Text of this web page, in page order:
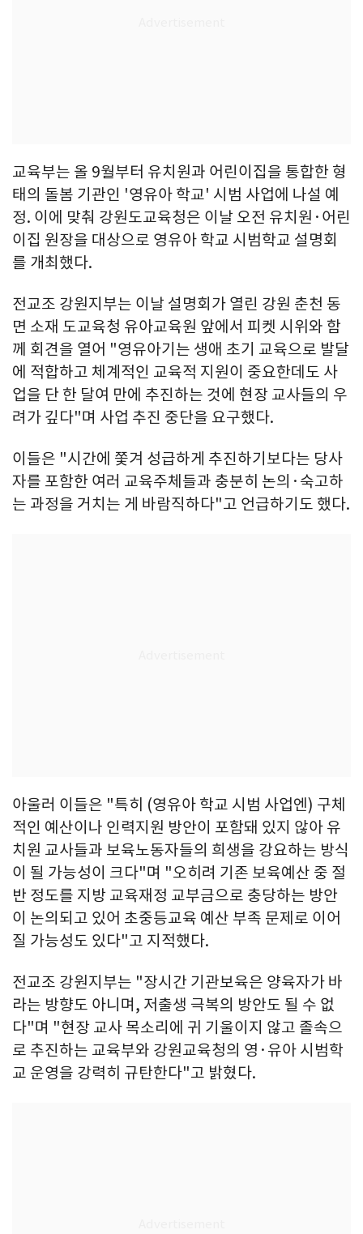
교육부는 올 9월부터 유치원과 어린이집을 통합한 형
태의 돌봄 기관인 '영유아 학교' 시범 사업에 나설 예
정. 이에 맞춰 강원도교육청은 이날 오전 유치원·어린
이집 원장을 대상으로 영유아 학교 시범학교 설명회
를 개최했다.
전교조 강원지부는 이날 설명회가 열린 강원 춘천 동
면 소재 도교육청 유아교육원 앞에서 피켓 시위와 함
께 회견을 열어 "영유아기는 생애 초기 교육으로 발달
에 적합하고 체계적인 교육적 지원이 중요한데도 사
업을 단 한 달여 만에 추진하는 것에 현장 교사들의 우
려가 깊다"며 사업 추진 중단을 요구했다.
이들은 "시간에 쫓겨 성급하게 추진하기보다는 당사
자를 포함한 여러 교육주체들과 충분히 논의·숙고하
는 과정을 거치는 게 바람직하다"고 언급하기도 했다.
아울러 이들은 "특히 (영유아 학교 시범 사업엔) 구체
적인 예산이나 인력지원 방안이 포함돼 있지 않아 유
치원 교사들과 보육노동자들의 희생을 강요하는 방식
이 될 가능성이 크다"며 "오히려 기존 보육예산 중 절
반 정도를 지방 교육재정 교부금으로 충당하는 방안
이 논의되고 있어 초중등교육 예산 부족 문제로 이어
질 가능성도 있다"고 지적했다.
전교조 강원지부는 "장시간 기관보육은 양육자가 바
라는 방향도 아니며, 저출생 극복의 방안도 될 수 없
다"며 "현장 교사 목소리에 귀 기울이지 않고 졸속으
로 추진하는 교육부와 강원교육청의 영·유아 시범학
교 운영을 강력히 규탄한다"고 밝혔다.